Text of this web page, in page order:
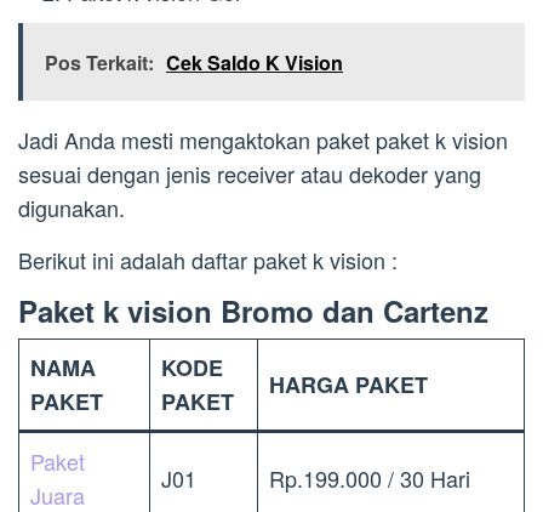
Pos Terkait: Cek Saldo K Vision
Jadi Anda mesti mengaktokan paket paket k vision
sesuai dengan jenis receiver atau dekoder yang
digunakan.
Berikut ini adalah daftar paket k vision :
Paket k vision Bromo dan Cartenz
NAMA
PAKET
KODE
PAKET
HARGA PAKET
Paket
Juara
J01 Rp.199.000 / 30 Hari